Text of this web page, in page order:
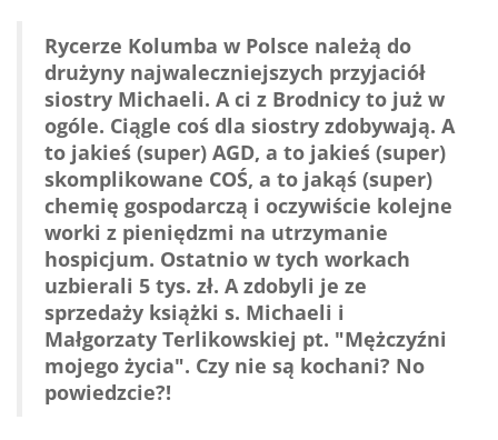
Rycerze Kolumba w Polsce należą do
drużyny najwaleczniejszych przyjaciół
siostry Michaeli. A ci z Brodnicy to już w
ogóle. Ciągle coś dla siostry zdobywają. A
to jakieś (super) AGD, a to jakieś (super)
skomplikowane COŚ, a to jakąś (super)
chemię gospodarczą i oczywiście kolejne
worki z pieniędzmi na utrzymanie
hospicjum. Ostatnio w tych workach
uzbierali 5 tys. zł. A zdobyli je ze
sprzedaży książki s. Michaeli i
Małgorzaty Terlikowskiej pt. "Mężczyźni
mojego życia". Czy nie są kochani? No
powiedzcie?!